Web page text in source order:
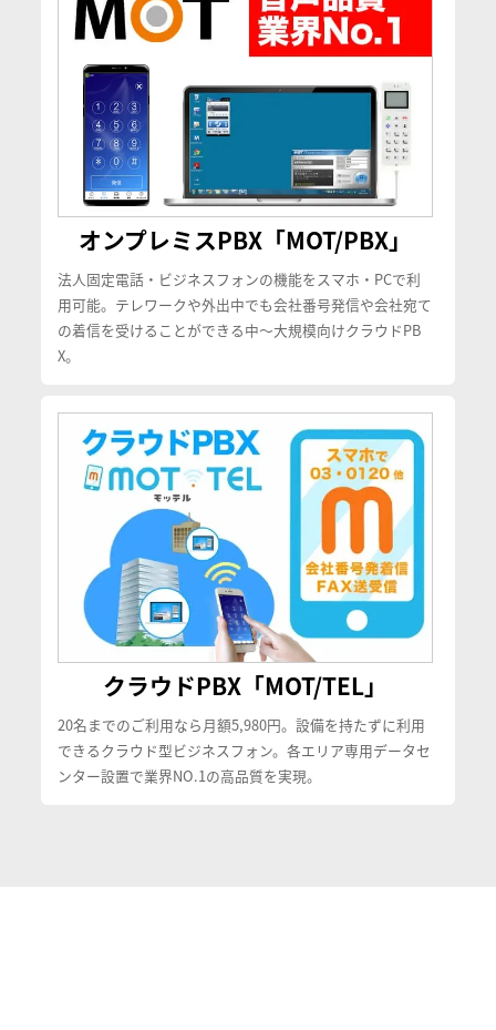
オンプレミスPBX「MOT/PBX」
法人固定電話・ビジネスフォンの機能をスマホ・PCで利
用可能。テレワークや外出中でも会社番号発信や会社宛て
の着信を受けることができる中〜大規模向けクラウドPB
X。
クラウドPBX「MOT/TEL」
20名までのご利用なら月額5,980円。設備を持たずに利用
できるクラウド型ビジネスフォン。各エリア専用データセ
ンター設置で業界NO.1の高品質を実現。